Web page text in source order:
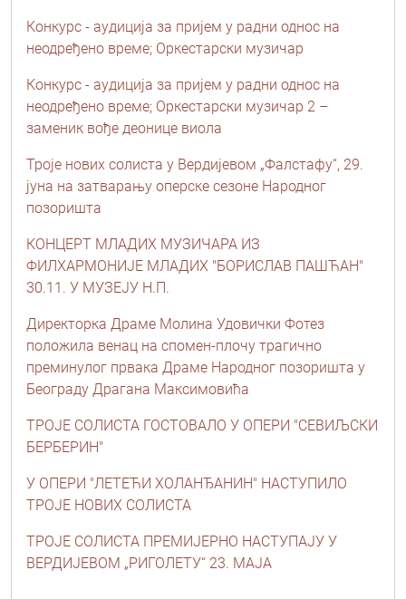
Конкурс - аудиција за пријем у радни однос на
неодређено време; Оркестарски музичар
Конкурс - аудиција за пријем у радни однос на
неодређено време; Oркестарски музичар 2 –
заменик вође деонице виола
Троје нових солиста у Вердијевом „Фалстафу“, 29.
јуна на затварању оперске сезоне Народног
позоришта
КОНЦЕРТ МЛАДИХ МУЗИЧАРА ИЗ
ФИЛХАРМОНИЈЕ МЛАДИХ "БОРИСЛАВ ПАШЋАН"
30.11. У МУЗЕЈУ Н.П.
Директорка Драме Молина Удовички Фотез
положила венац на спомен-плочу трагично
преминулог првака Драме Народног позоришта у
Београду Драгана Максимовића
ТРОЈЕ СОЛИСТА ГОСТОВАЛО У ОПЕРИ "СЕВИЉСКИ
БЕРБЕРИН"
У ОПЕРИ "ЛЕТЕЋИ ХОЛАНЂАНИН" НАСТУПИЛО
ТРОЈЕ НОВИХ СОЛИСТА
ТРОЈЕ СОЛИСТА ПРЕМИЈЕРНО НАСТУПАЈУ У
ВЕРДИЈЕВОМ „РИГОЛЕТУ“ 23. МАЈА